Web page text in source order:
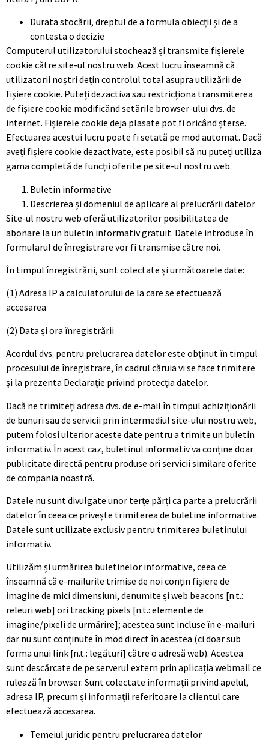
Durata stocării, dreptul de a formula obiecții și de a
contesta o decizie
Computerul utilizatorului stochează și transmite fișierele
cookie către site-ul nostru web. Acest lucru înseamnă că
utilizatorii noștri dețin controlul total asupra utilizării de
fișiere cookie. Puteți dezactiva sau restricționa transmiterea
de fișiere cookie modificând setările browser-ului dvs. de
internet. Fișierele cookie deja plasate pot fi oricând șterse.
Efectuarea acestui lucru poate fi setată pe mod automat. Dacă
aveți fișiere cookie dezactivate, este posibil să nu puteți utiliza
gama completă de funcții oferite pe site-ul nostru web.
Buletin informative
Descrierea și domeniul de aplicare al prelucrării datelor
Site-ul nostru web oferă utilizatorilor posibilitatea de
abonare la un buletin informativ gratuit. Datele introduse în
formularul de înregistrare vor fi transmise către noi.
În timpul înregistrării, sunt colectate și următoarele date:
(1) Adresa IP a calculatorului de la care se efectuează
accesarea
(2) Data și ora înregistrării
Acordul dvs. pentru prelucrarea datelor este obținut în timpul
procesului de înregistrare, în cadrul căruia vi se face trimitere
și la prezenta Declarație privind protecția datelor.
Dacă ne trimiteți adresa dvs. de e-mail în timpul achiziționării
de bunuri sau de servicii prin intermediul site-ului nostru web,
putem folosi ulterior aceste date pentru a trimite un buletin
informativ. În acest caz, buletinul informativ va conține doar
publicitate directă pentru produse ori servicii similare oferite
de compania noastră.
Datele nu sunt divulgate unor terțe părți ca parte a prelucrării
datelor în ceea ce privește trimiterea de buletine informative.
Datele sunt utilizate exclusiv pentru trimiterea buletinului
informativ.
Utilizăm și urmărirea buletinelor informative, ceea ce
înseamnă că e-mailurile trimise de noi conțin fișiere de
imagine de mici dimensiuni, denumite și web beacons [n.t.:
releuri web] ori tracking pixels [n.t.: elemente de
imagine/pixeli de urmărire]; acestea sunt incluse în e-mailuri
dar nu sunt conținute în mod direct în acestea (ci doar sub
forma unui link [n.t.: legături] către o adresă web). Acestea
sunt descărcate de pe serverul extern prin aplicația webmail ce
rulează în browser. Sunt colectate informații privind apelul,
adresa IP, precum și informații referitoare la clientul care
efectuează accesarea.
Temeiul juridic pentru prelucrarea datelor